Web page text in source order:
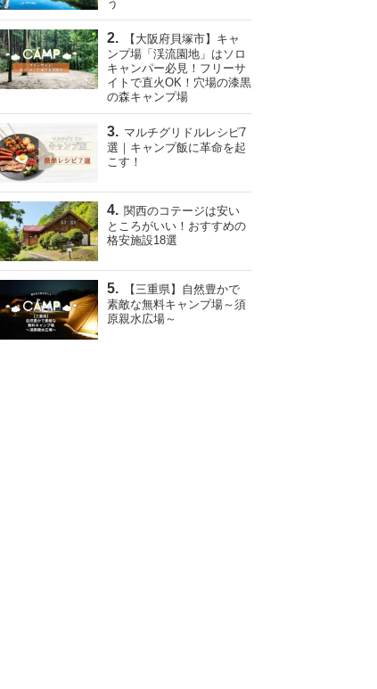
う
【大阪府貝塚市】キャ
ンプ場「渓流園地」はソロ
キャンパー必見！フリーサ
イトで直火OK！穴場の漆黒
の森キャンプ場
マルチグリドルレシピ7
選｜キャンプ飯に革命を起
こす！
関西のコテージは安い
ところがいい！おすすめの
格安施設18選
【三重県】自然豊かで
素敵な無料キャンプ場～須
原親水広場～